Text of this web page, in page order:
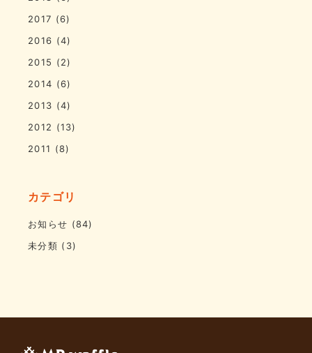
2017 (6)
2016 (4)
2015 (2)
2014 (6)
2013 (4)
2012 (13)
2011 (8)
カテゴリ
お知らせ (84)
未分類 (3)